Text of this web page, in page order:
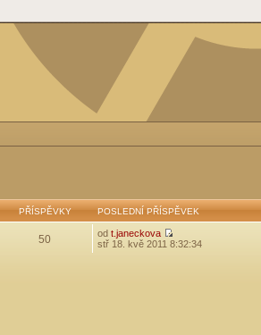
PŘÍSPĚVKY POSLEDNÍ PŘÍSPĚVEK
50 od t.janeckova
stř 18. kvě 2011 8:32:34